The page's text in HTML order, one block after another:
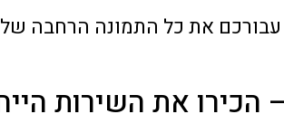
הכירו את השירות